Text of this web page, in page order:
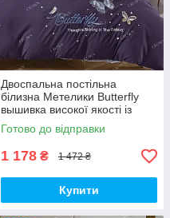
Двоспальна постільна
білизна Метелики Butterfly
вышивка високої якості із
сатину 180*220 см.
Готово до відправки
1 178 ₴ 1 472 ₴
Купити